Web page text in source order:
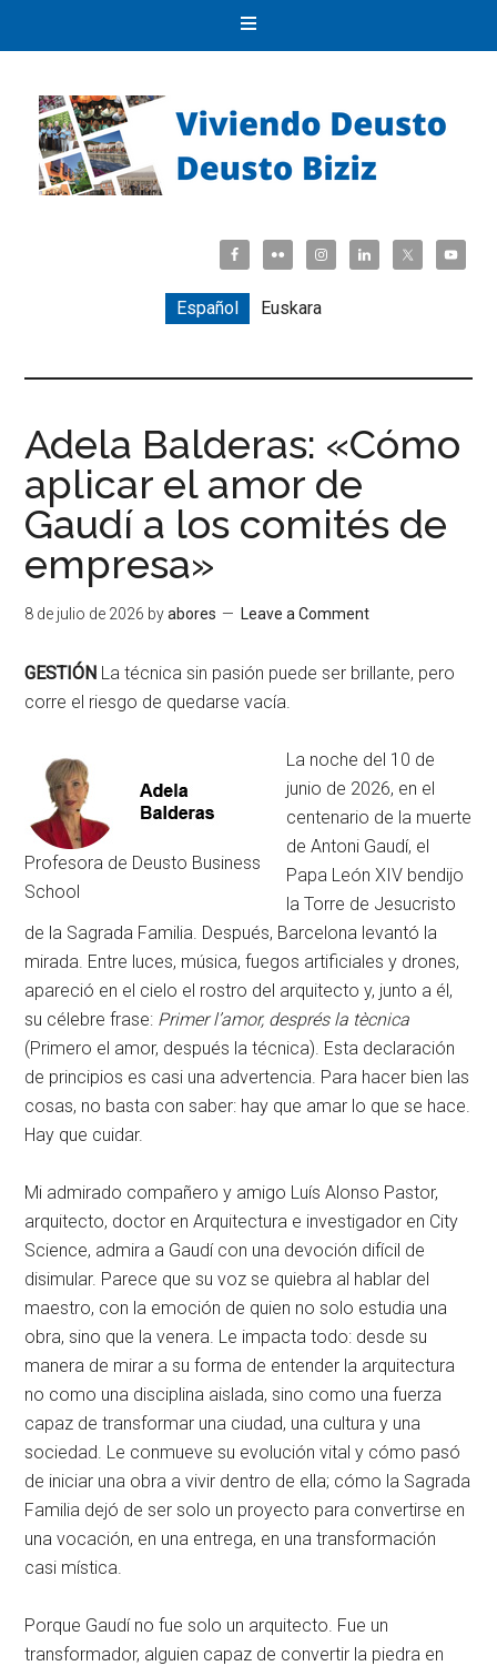
Español Euskara
Adela Balderas: «Cómo
aplicar el amor de
Gaudí a los comités de
empresa»
8 de julio de 2026 byabores Leave a Comment
GESTIÓN La técnica sin pasión puede ser brillante, pero
corre el riesgo de quedarse vacía
Profesora de Deusto Business
School
La noche del 10 de
junio de 2026, en el
centenario de la muerte
de Antoni Gaudí, el
Papa León XIV bendijo
la Torre de Jesucristo
de la Sagrada Familia . Después, Barcelona levantó la
mirada . Entre luces, música, fuegos artificiales y drones,
apareció en el cielo el rostro del arquitecto y, junto a él,
su célebre frase: Primer l’amor, després la tècnica
(Primero el amor, después la técnica) . Esta declaración
de principios es casi una advertencia . Para hacer bien las
cosas, no basta con saber: hay que amar lo que se hace
Hay que cuidar.
Mi admirado compañero y amigo Luís Alonso Pastor,
arquitecto, doctor en Arquitectura e investigador en City
Science, admira a Gaudí con una devoción difícil de
disimular. Parece que su voz se quiebra al hablar del
maestro, con la emoción de quien no solo estudia una
obra, sino que la venera . Le impacta todo: desde su
manera de mirar a su forma de entender la arquitectura
no como una disciplina aislada, sino como una fuerza
capaz de transformar una ciudad, una cultura y una
sociedad . Le conmueve su evolución vital y cómo pasó
de iniciar una obra a vivir dentro de ella; cómo la Sagrada
Familia dejó de ser solo un proyecto para convertirse en
una vocación, en una entrega, en una transformación
casi mística
Porque Gaudí no fue solo un arquitecto . Fue un
transformador, alguien capaz de convertir la piedra en